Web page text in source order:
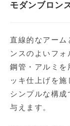
モダンブロン
直線的なアーム
ンスのよいフォ
鋼管・アルミを
ッキ仕上げを施
シンプルな構成
与えます。